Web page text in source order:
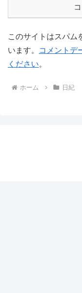
このサイトはスパム
います。
コメントデ
ください。
ホーム 日紀